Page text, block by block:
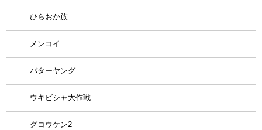
ひらおか族
メンコイ
バターヤング
ウキビシャ大作戦
グコウケン2